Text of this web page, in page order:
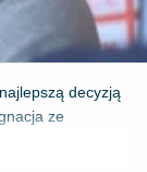
decyzją
ze